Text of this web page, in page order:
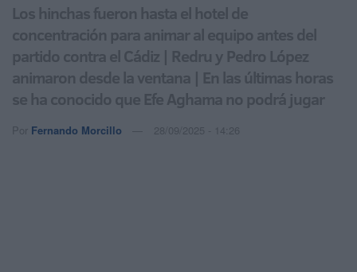
Los hinchas fueron hasta el hotel de
concentración para animar al equipo antes del
partido contra el Cádiz | Redru y Pedro López
animaron desde la ventana | En las últimas horas
se ha conocido que Efe Aghama no podrá jugar
Por Fernando Morcillo 28/09/2025 - 14:26